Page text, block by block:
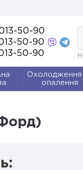
50-90
50-90
50-90
Охолодження
опалення